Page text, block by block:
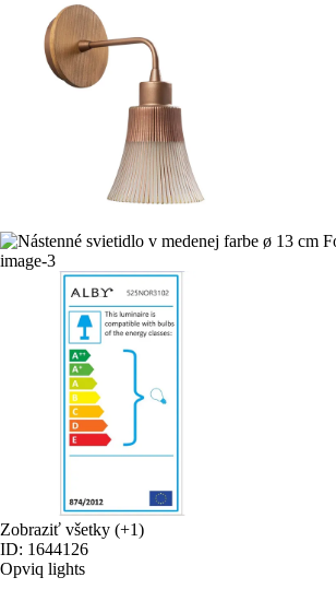
Zobraziť všetky (+1)
ID: 1644126
Opviq lights